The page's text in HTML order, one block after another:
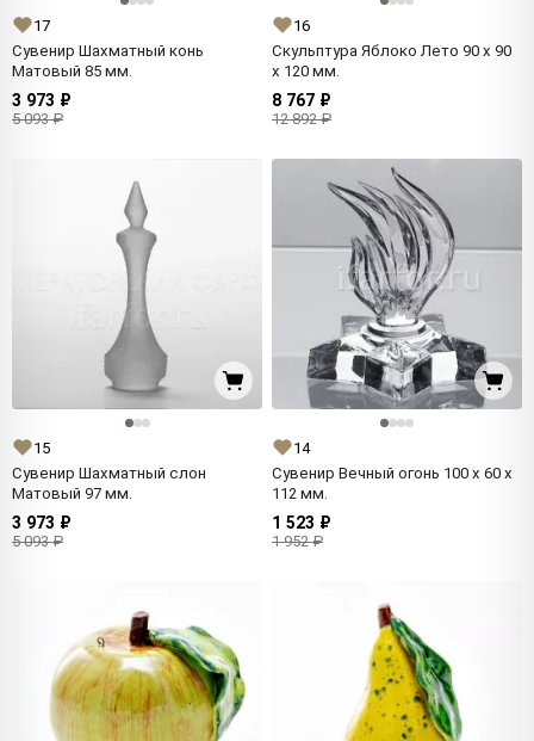
17
Сувенир Шахматный конь
Матовый 85 мм.
3 973 ₽
5 093 ₽
16
Скульптура Яблоко Лето 90 x 90
x 120 мм.
8 767 ₽
12 892 ₽
15
Сувенир Шахматный слон
Матовый 97 мм.
3 973 ₽
5 093 ₽
14
Сувенир Вечный огонь 100 x 60 x
112 мм.
1 523 ₽
1 952 ₽